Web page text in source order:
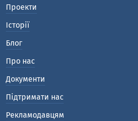
Проекти
Історії
Блог
Про нас
Документи
Підтримати нас
Рекламодавцям